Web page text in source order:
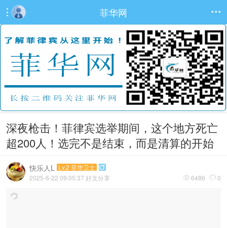
 菲华网 
深夜枪击！菲律宾选举期间，这个地方死亡
超200人！选完不是结束，而是清算的开始
快乐人L Lv.2 菲华卫士 
 6486  0
2025-6-22 09:05:37 好文分享